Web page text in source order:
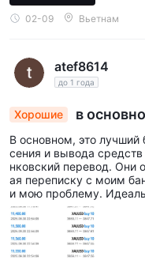
02-09 Вьетнам
atef8614
до 1 года
Хорошие в
В основном, это лучший
сения и вывода
нковский перевод. Они
ая переписку с моим
и мою проблему.
так заботится о клиентах.